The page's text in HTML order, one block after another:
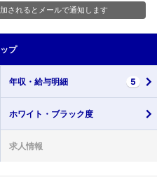
されるとメールで通知します
ップ
年収・ 給与明細 5
ホワイト・ ブラック度
求人情報